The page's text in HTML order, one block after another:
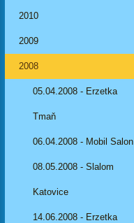
2010
2009
2008
05.04.2008 - Erzetka
Tmaň
06.04.2008 - Mobil Salon
08.05.2008 - Slalom
Katovice
14.06.2008 - Erzetka